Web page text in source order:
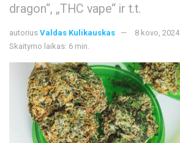
dragon“, „THC vape“ ir t.t.
autorius Valdas Kulikauskas
8 kovo, 2024
Skaitymo laikas: 6 min.